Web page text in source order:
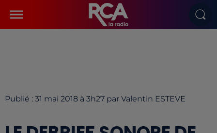
Publié : 31 mai 2018 à 3h27 par Valentin ESTEVE